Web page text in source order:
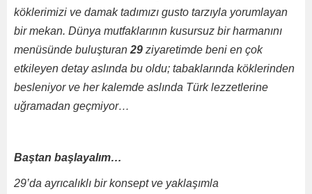
köklerimizi ve damak tadımızı gusto tarzıyla yorumlayan
bir mekan. Dünya mutfaklarının kusursuz bir harmanını
menüsünde buluşturan 29 ziyaretimde beni en çok
etkileyen detay aslında bu oldu; tabaklarında köklerinden
besleniyor ve her kalemde aslında Türk lezzetlerine
uğramadan geçmiyor…
Baştan başlayalım…
29’da ayrıcalıklı bir konsept ve yaklaşımla